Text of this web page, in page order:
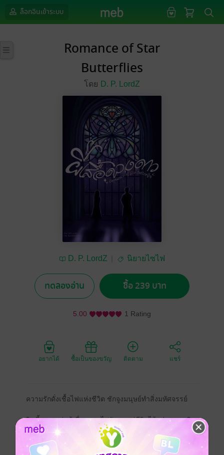
ล็อกอินเข้าระบบ
Romance of Star
Butterflies
โดย D. P. LordZ
D. P. LordZ นิยายไซไฟ
ทดลองอ่าน ซื้อ 239 บาท
5.00 1 Rating
อยากได้ ซื้อเป็นของขวัญ ติดตาม แชร์
ความรักดั่งเชื้อไฟแห่งชีวิต ชักจูงมนุษย์ทำสิ่งมหัศจรรย์
วินดี้ ชายหนุ่มผู้เลื่อนลอยไปวัน ๆ แต่ชีวิตไร้แก่นสารพลิก
ผันเมื่อเขาพบกับ ลิเลีย ทายาทตระกูลสูงศักดิ์ดุจดวงใจแห่ง
ระบบสุริยะ